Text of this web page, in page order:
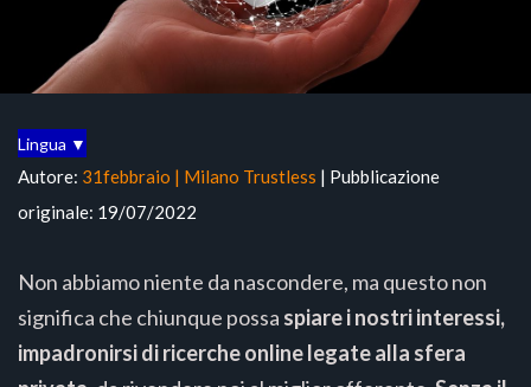
Lingua ▼
Autore: 31febbraio | Milano Trustless | Pubblicazione
originale: 19/07/2022
Non abbiamo niente da nascondere, ma questo non
significa che chiunque possa spiare i nostri interessi,
impadronirsi di ricerche online legate alla sfera